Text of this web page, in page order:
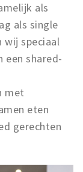
als
als single
wij speciaal
een shared-
met
eten
gerechten